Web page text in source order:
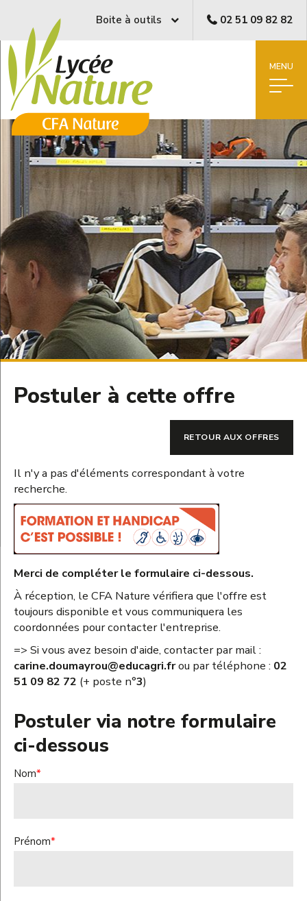
02 51 09 82 82
Boite à outils
MENU
Postuler à cette offre
RETOUR AUX OFFRES
Il n'y a pas d'éléments correspondant à votre
recherche.
Merci de compléter le formulaire ci-dessous.
À réception, le CFA Nature vérifiera que l'offre est
toujours disponible et vous communiquera les
coordonnées pour contacter l'entreprise.
=> Si vous avez besoin d'aide, contacter par mail :
carine.doumayrou@educagri.frou par téléphone : 02
51 09 82 72 (+ poste n°3)
Postuler via notre formulaire
ci-dessous
Nom*
Prénom*